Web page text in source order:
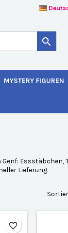

MYSTERY FIGUREN
Essstäbchen,
Lieferung.
favorite_border
((modalDeleteText))
hinzufügen zu